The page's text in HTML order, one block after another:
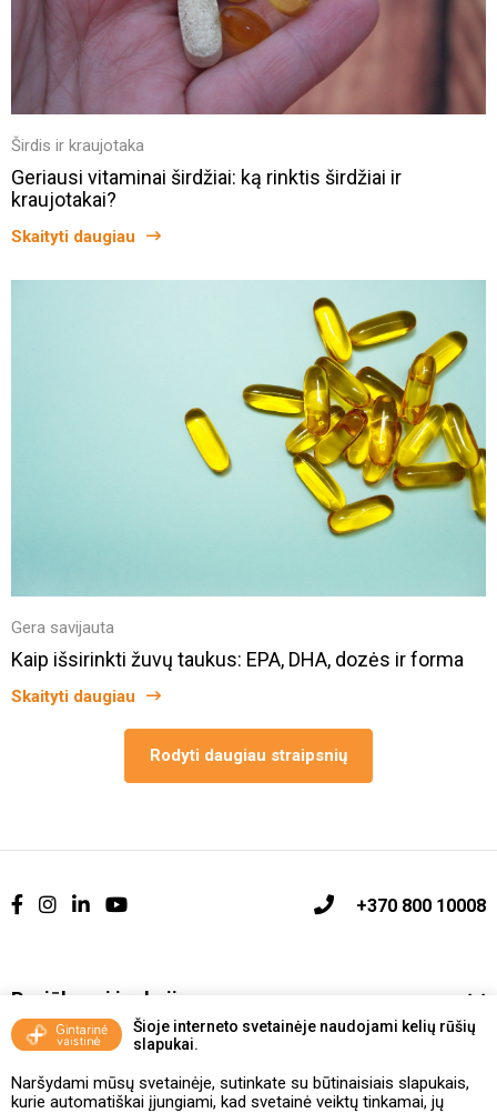
Šioje interneto svetainėje naudojami kelių rūšių
slapukai.
Naršydami mūsų svetainėje, sutinkate su būtinaisiais slapukais,
kurie automatiškai įjungiami, kad svetainė veiktų tinkamai, jų
Širdis ir kraujotaka
Geriausi vitaminai širdžiai: ką rinktis širdžiai ir
kraujotakai?
Skaityti daugiau
Gera savijauta
Kaip išsirinkti žuvų taukus: EPA, DHA, dozės ir forma
Skaityti daugiau
Rodyti daugiau straipsnių
+370 800 10008
Pasiūlymai ir akcijos
Vakcinavimo tvarka ir taisyklės
Kontaktai ir Karjera